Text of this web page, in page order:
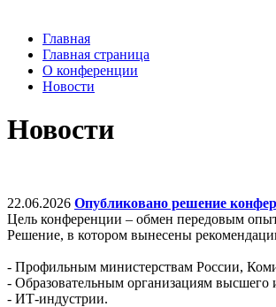
Главная
Главная страница
О конференции
Новости
Новости
22.06.2026 Опубликовано решение
Цель конференции – обмен передовым
Решение, в котором вынесены
- Профильным министерствам России,
- Образовательным организациям высшего
- ИТ-индустрии.